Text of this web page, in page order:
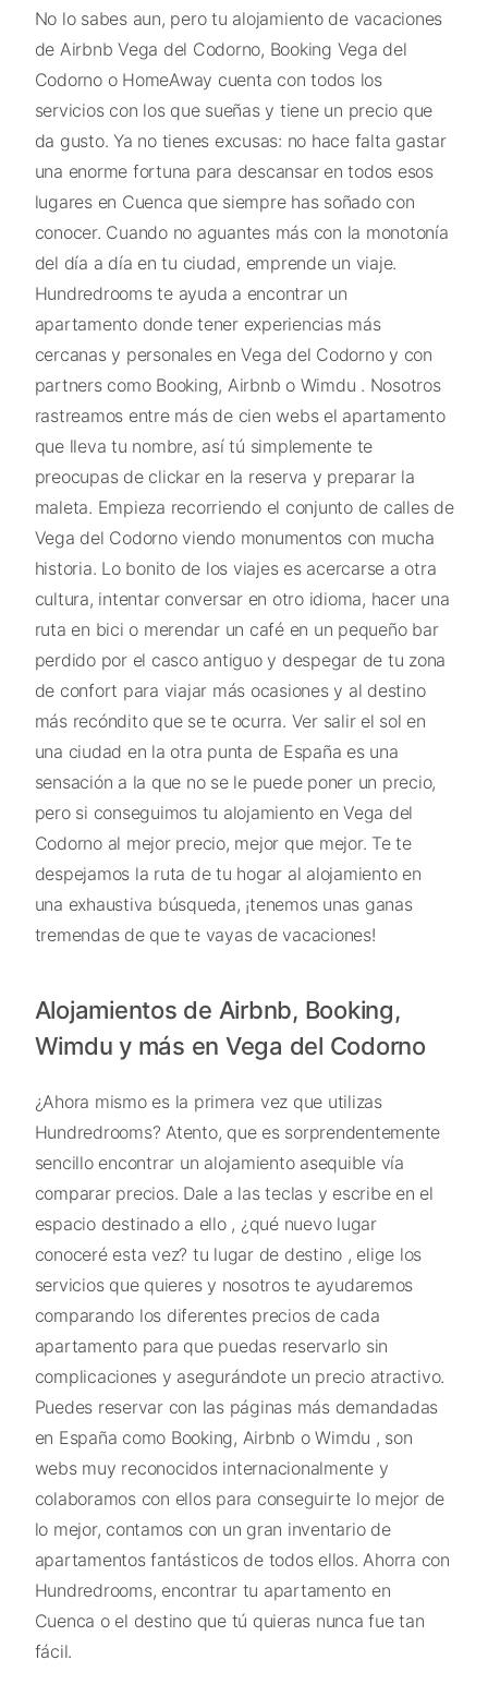
No lo sabes aun, pero tu alojamiento de vacaciones
de Airbnb Vega del Codorno, Booking Vega del
Codorno o HomeAway cuenta con todos los
servicios con los que sueñas y tiene un precio que
da gusto. Ya no tienes excusas: no hace falta gastar
una enorme fortuna para descansar en todos esos
lugares en Cuenca que siempre has soñado con
conocer. Cuando no aguantes más con la monotonía
del día a día en tu ciudad, emprende un viaje.
Hundredrooms te ayuda a encontrar un
apartamento donde tener experiencias más
cercanas y personales en Vega del Codorno y con
partners como Booking, Airbnb o Wimdu . Nosotros
rastreamos entre más de cien webs el apartamento
que lleva tu nombre, así tú simplemente te
preocupas de clickar en la reserva y preparar la
maleta. Empieza recorriendo el conjunto de calles de
Vega del Codorno viendo monumentos con mucha
historia. Lo bonito de los viajes es acercarse a otra
cultura, intentar conversar en otro idioma, hacer una
ruta en bici o merendar un café en un pequeño bar
perdido por el casco antiguo y despegar de tu zona
de confort para viajar más ocasiones y al destino
más recóndito que se te ocurra. Ver salir el sol en
una ciudad en la otra punta de España es una
sensación a la que no se le puede poner un precio,
pero si conseguimos tu alojamiento en Vega del
Codorno al mejor precio, mejor que mejor. Te te
despejamos la ruta de tu hogar al alojamiento en
una exhaustiva búsqueda, ¡tenemos unas ganas
tremendas de que te vayas de vacaciones!
Alojamientos de Airbnb, Booking,
Wimdu y más en Vega del Codorno
¿Ahora mismo es la primera vez que utilizas
Hundredrooms? Atento, que es sorprendentemente
sencillo encontrar un alojamiento asequible vía
comparar precios. Dale a las teclas y escribe en el
espacio destinado a ello , ¿qué nuevo lugar
conoceré esta vez? tu lugar de destino , elige los
servicios que quieres y nosotros te ayudaremos
comparando los diferentes precios de cada
apartamento para que puedas reservarlo sin
complicaciones y asegurándote un precio atractivo.
Puedes reservar con las páginas más demandadas
en España como Booking, Airbnb o Wimdu , son
webs muy reconocidos internacionalmente y
colaboramos con ellos para conseguirte lo mejor de
lo mejor, contamos con un gran inventario de
apartamentos fantásticos de todos ellos. Ahorra con
Hundredrooms, encontrar tu apartamento en
Cuenca o el destino que tú quieras nunca fue tan
fácil.